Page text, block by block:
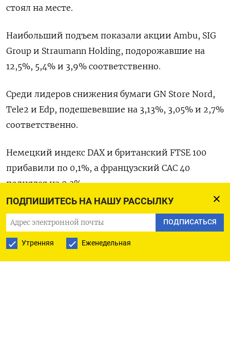
ПОДПИШИТЕСЬ НА НАШУ РАССЫЛКУ
ПОДПИСАТЬСЯ
Утренняя Еженедельная
стоял на месте.
Наибольший подъем показали акции Ambu, SIG
Group и Straumann Holding, подорожавшие на
12,5%, 5,4% и 3,9% соответственно.
Среди лидеров снижения бумаги GN Store Nord,
Tele2 и Edp, подешевевшие на 3,13%, 3,05% и 2,7%
соответственно.
Немецкий индекс DAX и британский FTSE 100
прибавили по 0,1%, а французский CAC 40
поднялся на 0,3%.
Оригинал сообщения на английском языке
доступен по коду: (Шашват Чаухан и Нихил
Шарм, перевел Томаш Каник)